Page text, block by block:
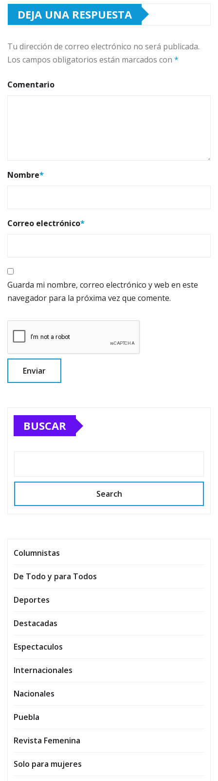
DEJA UNA RESPUESTA
Tu dirección de correo electrónico no será publicada.
Los campos obligatorios están marcados con *
Comentario
Nombre*
Correo electrónico*
Guarda mi nombre, correo electrónico y web en este
navegador para la próxima vez que comente.
BUSCAR
Search
Columnistas
De Todo y para Todos
Deportes
Destacadas
Espectaculos
Internacionales
Nacionales
Puebla
Revista Femenina
Solo para mujeres